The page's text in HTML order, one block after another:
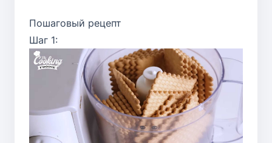
Пошаговый рецепт
Шаг 1: